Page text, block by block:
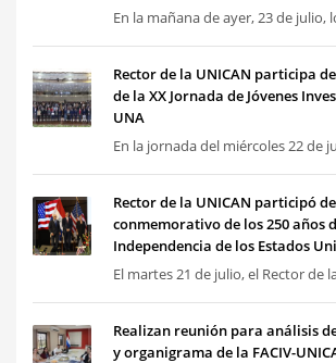
En la mañana de ayer, 23 de julio,
Rector de la UNICAN participa
de la XX Jornada de Jóvenes
UNA
En la jornada del miércoles 22 de
Rector de la UNICAN participó
conmemorativo de los 250 años
Independencia de los Estados
El martes 21 de julio, el Rector de
Realizan reunión para análisis
y organigrama de la FACIV-